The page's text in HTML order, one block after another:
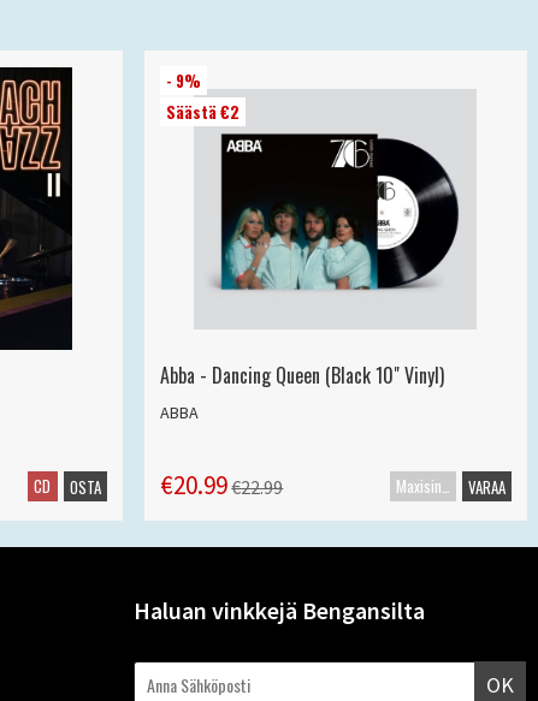
CD OSTA
- 9%
Säästä €2
Abba - Dancing Queen (Black 10" Vinyl)
ABBA
€20.99€22.99 Maxisingle VARAA
Haluan vinkkejä Bengansilta
OK